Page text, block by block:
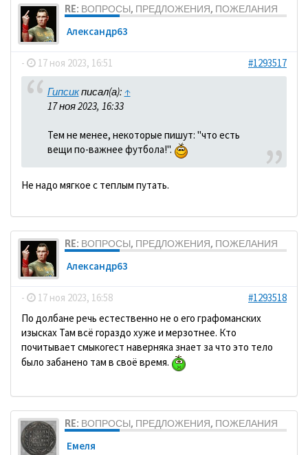
RE: ВОПРОСЫ, ПРЕДЛОЖЕНИЯ, ПОЖЕЛАНИЯ
Александр63
- 17 ноя 2023, 16:51 #1293517
Гипсикписал(а): ↑
17 ноя 2023, 16:33
Тем не менее, некоторые пишут: "что есть
вещи по-важнее футбола!".
Не надо мягкое с теплым путать.
RE: ВОПРОСЫ, ПРЕДЛОЖЕНИЯ, ПОЖЕЛАНИЯ
Александр63
- 17 ноя 2023, 16:58
#1293518
По долбане речь естественно не о его графоманских
изысках Там всё гораздо хуже и мерзотнее. Кто
почитывает смыкогест наверняка знает за что это тело
было забанено там в своё время.
RE: ВОПРОСЫ, ПРЕДЛОЖЕНИЯ, ПОЖЕЛАНИЯ
Емеля